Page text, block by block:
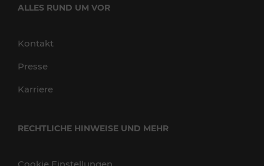
ALLES RUND UM VOR
Kontakt
Presse
Karriere
RECHTLICHE HINWEISE UND MEHR